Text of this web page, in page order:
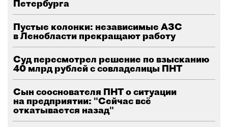
Петербурга
Пустые колонки: независимые АЗС
в Ленобласти прекращают работу
Суд пересмотрел решение по взысканию
40 млрд рублей с совладелицы ПНТ
Сын сооснователя ПНТ о ситуации
на предприятии: "Сейчас всё
откатывается назад"